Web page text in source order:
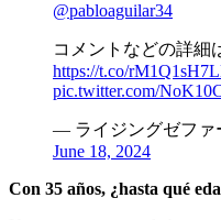
@pabloaguilar34
コメントなどの詳細
https://t.co/
pic.twitter.com/
— ライジングゼファ
June 18, 2024
Con 35 años, ¿hasta qué